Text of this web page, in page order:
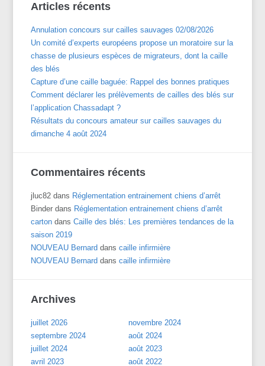
Articles récents
Annulation concours sur cailles sauvages 02/08/2026
Un comité d’experts européens propose un moratoire sur la
chasse de plusieurs espèces de migrateurs, dont la caille
des blés
Capture d’une caille baguée: Rappel des bonnes pratiques
Comment déclarer les prélèvements de cailles des blés sur
l’application Chassadapt ?
Résultats du concours amateur sur cailles sauvages du
dimanche 4 août 2024
Commentaires récents
jluc82 dans Réglementation entrainement chiens d’arrêt
Binder dans Réglementation entrainement chiens d’arrêt
carton dansCaille des blés: Les premières tendances de la
saison 2019
NOUVEAU Bernard danscaille infirmière
NOUVEAU Bernard danscaille infirmière
Archives
juillet 2026
novembre 2024
septembre 2024
août 2024
juillet 2024
août 2023
avril 2023
août 2022